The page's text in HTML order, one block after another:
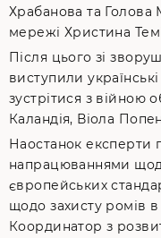
Храбанова та Голова
мережі Христина
Після цього зі
виступили
зустрітися з війною
Каландія, Віола
Наостанок експерти
напрацюваннями
європейських
щодо захисту ромів в
Координатор з